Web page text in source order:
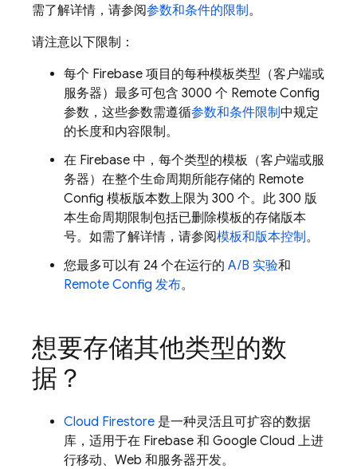
需了解详情，请参阅参数和条件的限制。
请注意以下限制：
每个 Firebase 项目的每种模板类型（客户端或
服务器）最多可包含 3000 个 Remote Config
参数，这些参数需遵循参数和条件限制中规定
的长度和内容限制。
在 Firebase 中，每个类型的模板（客户端或服
务器）在整个生命周期所能存储的 Remote
Config 模板版本数上限为 300 个。此 300 版
本生命周期限制包括已删除模板的存储版本
号。如需了解详情，请参阅模板和版本控制。
您最多可以有 24 个在运行的 A/B 实验和
Remote Config 发布。
想要存储其他类型的数
据？
Cloud Firestore 是一种灵活且可扩容的数据
库，适用于在 Firebase 和 Google Cloud 上进
行移动、Web 和服务器开发。